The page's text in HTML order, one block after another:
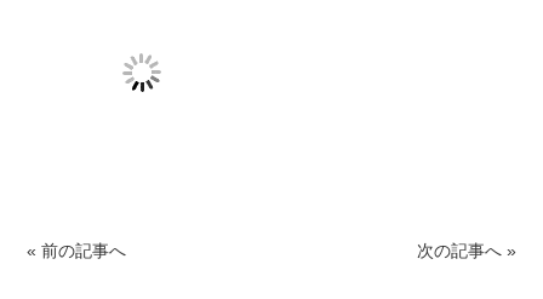
« 前の記事へ 次の記事へ »